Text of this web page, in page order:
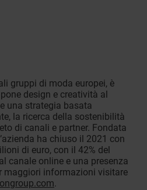
gruppi di moda europei, è
design e creatività al
una strategia basata
la ricerca della sostenibilità
di canali e partner. Fondata
ha chiuso il 2021 con
di euro, con il 42% del
canale online e una presenza
maggiori informazioni visitare
.